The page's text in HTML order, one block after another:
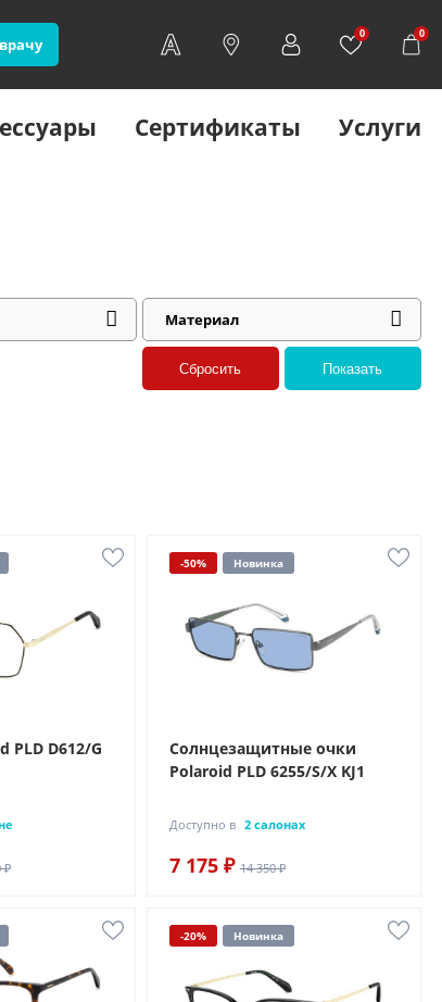
0 0
Сертификаты Услуги
Материал
PLD D612/G
₽
-50% Новинка
Солнцезащитные очки
Polaroid PLD 6255/S/X KJ1
Доступно в 2 салонах
7 175 ₽ 14 350 ₽
-20% Новинка